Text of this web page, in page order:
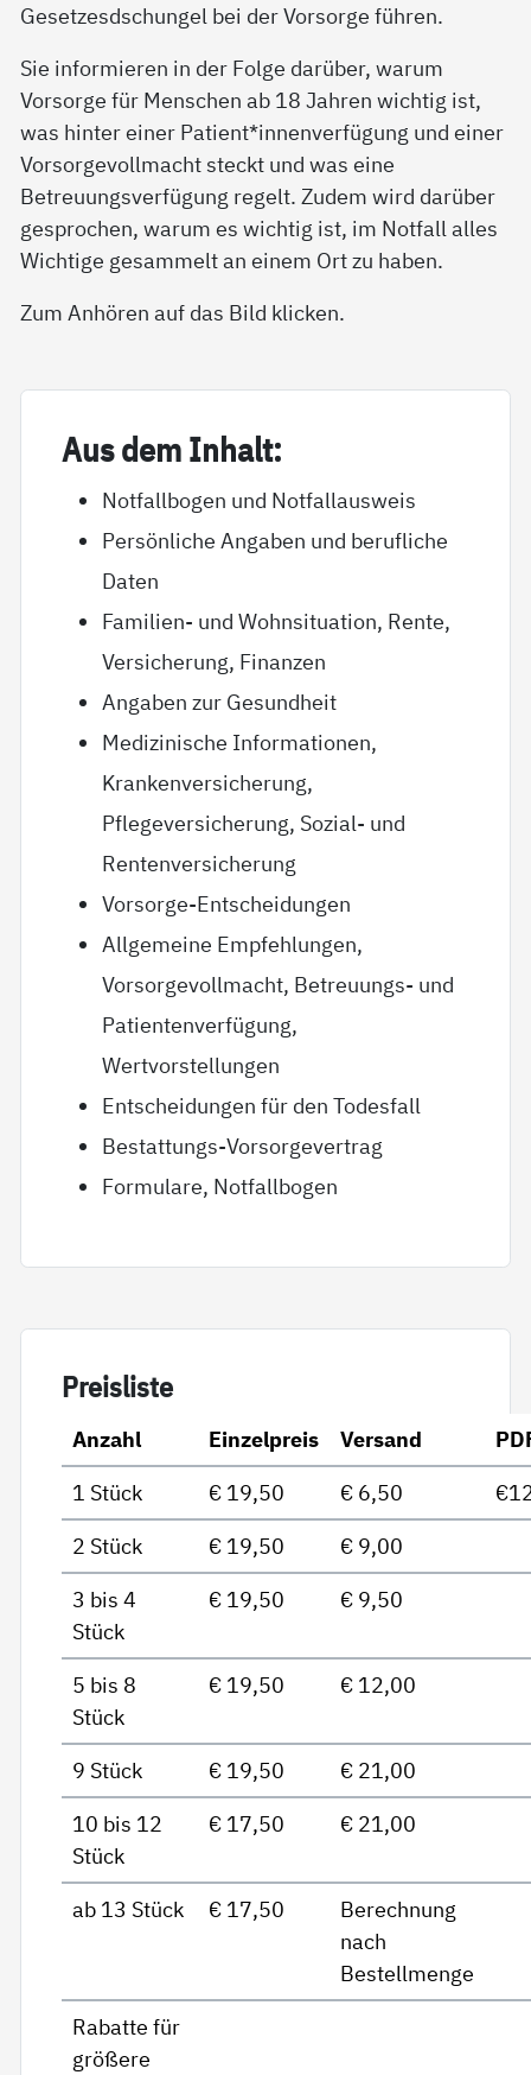
Gesetzesdschungel bei der Vorsorge führen.
Sie informieren in der Folge darüber, warum
Vorsorge für Menschen ab 18 Jahren wichtig ist,
was hinter einer Patient*innenverfügung und einer
Vorsorgevollmacht steckt und was eine
Betreuungsverfügung regelt. Zudem wird darüber
gesprochen, warum es wichtig ist, im Notfall alles
Wichtige gesammelt an einem Ort zu haben.
Zum Anhören auf das Bild klicken.
Aus dem In­halt:
Notfallbogen und Notfallausweis
Persönliche Angaben und berufliche
Daten
Familien- und Wohnsituation, Rente,
Versicherung, Finanzen
Angaben zur Gesundheit
Medizinische Informationen,
Krankenversicherung,
Pflegeversicherung, Sozial- und
Rentenversicherung
Vorsorge-Entscheidungen
Allgemeine Empfehlungen,
Vorsorgevollmacht, Betreuungs- und
Patientenverfügung,
Wertvorstellungen
Entscheidungen für den Todesfall
Bestattungs-Vorsorgevertrag
Formulare, Notfallbogen
Preis­lis­te
Anzahl Einzelpreis Versand
1 Stück
€ 19,50 € 6,50
2 Stück
€ 19,50
€ 9,00
3 bis 4
Stück
€ 19,50 € 9,50
5 bis 8
Stück
€ 19,50 € 12,00
9 Stück € 19,50
€ 21,00
10 bis 12
Stück
€ 17,50 € 21,00
ab 13 Stück € 17,50
Berechnung
nach
Bestellmenge
Rabatte für
größere